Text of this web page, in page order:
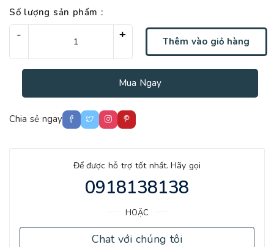
Số lượng sản phẩm :
-
- +
+ Thêm vào giỏ hàng
Mua Ngay
Chia sẻ ngay
Để được hỗ trợ tốt nhất. Hãy gọi
0918138138
HOẶC
Chat với chúng tôi